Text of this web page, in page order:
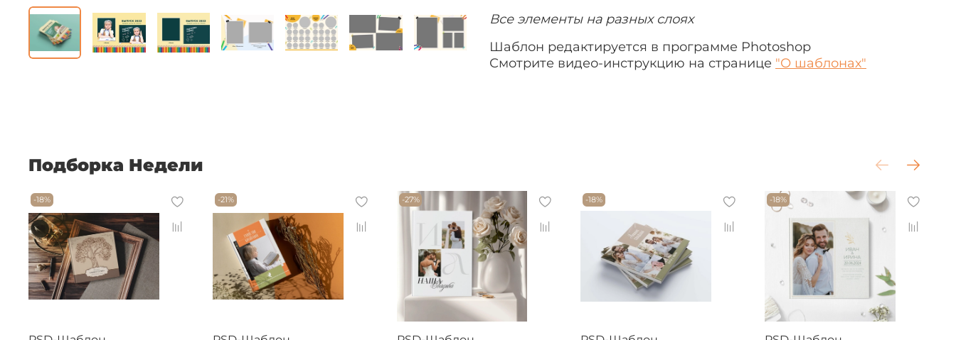
Все элементы на разных слоях
Шаблон редактируется в программе Photoshop
Смотрите видео-инструкцию на странице "О шаблонах"
Подборка Недели
-18% -21% -27% -18% -18%